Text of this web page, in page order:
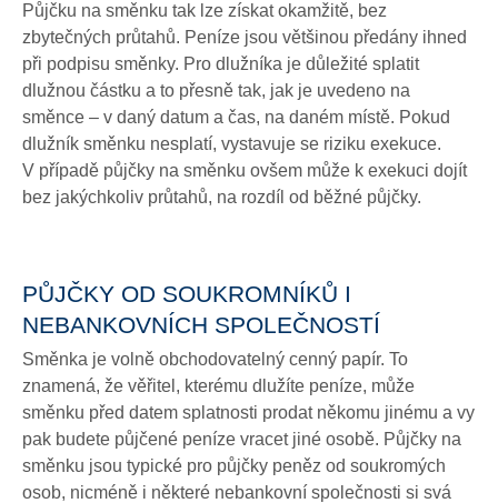
Půjčku na směnku tak lze získat okamžitě, bez
zbytečných průtahů. Peníze jsou většinou předány ihned
při podpisu směnky. Pro dlužníka je důležité splatit
dlužnou částku a to přesně tak, jak je uvedeno na
směnce – v daný datum a čas, na daném místě. Pokud
dlužník směnku nesplatí, vystavuje se riziku exekuce.
V případě půjčky na směnku ovšem může k exekuci dojít
bez jakýchkoliv průtahů, na rozdíl od běžné půjčky.
PŮJČKY OD SOUKROMNÍKŮ I
NEBANKOVNÍCH SPOLEČNOSTÍ
Směnka je volně obchodovatelný cenný papír. To
znamená, že věřitel, kterému dlužíte peníze, může
směnku před datem splatnosti prodat někomu jinému a vy
pak budete půjčené peníze vracet jiné osobě. Půjčky na
směnku jsou typické pro půjčky peněz od soukromých
osob, nicméně i některé nebankovní společnosti si svá